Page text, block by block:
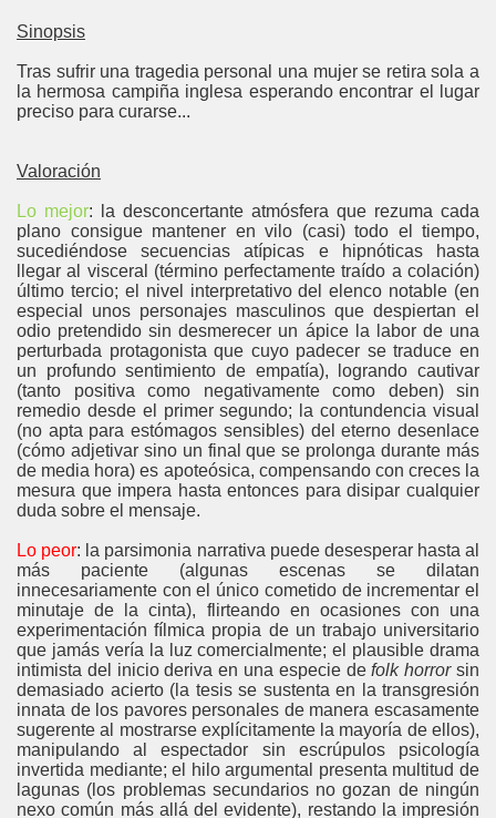
Sinopsis
Tras sufrir una tragedia personal una mujer se retira sola a
la hermosa campiña inglesa esperando encontrar el lugar
preciso para curarse...
Valoración
Lo mejor: la desconcertante atmósfera que rezuma cada
plano consigue mantener en vilo (casi) todo el tiempo,
sucediéndose secuencias atípicas e hipnóticas hasta
llegar al visceral (término perfectamente traído a colación)
último tercio; el nivel interpretativo del elenco notable (en
especial unos personajes masculinos que despiertan el
odio pretendido sin desmerecer un ápice la labor de una
perturbada protagonista que cuyo padecer se traduce en
un profundo sentimiento de empatía), logrando cautivar
(tanto positiva como negativamente como deben) sin
remedio desde el primer segundo; la contundencia visual
(no apta para estómagos sensibles) del eterno desenlace
(cómo adjetivar sino un final que se prolonga durante más
de media hora) es apoteósica, compensando con creces la
mesura que impera hasta entonces para disipar cualquier
duda sobre el mensaje.
Lo peor: la parsimonia narrativa puede desesperar hasta al
más paciente (algunas escenas se dilatan
innecesariamente con el único cometido de incrementar el
minutaje de la cinta), flirteando en ocasiones con una
experimentación fílmica propia de un trabajo universitario
que jamás vería la luz comercialmente; el plausible drama
intimista del inicio deriva en una especie defolk horrorsin
demasiado acierto (la tesis se sustenta en la transgresión
innata de los pavores personales de manera escasamente
sugerente al mostrarse explícitamente la mayoría de ellos),
manipulando al espectador sin escrúpulos psicología
invertida mediante; el hilo argumental presenta multitud de
lagunas (los problemas secundarios no gozan de ningún
nexo común más allá del evidente), restando la impresión